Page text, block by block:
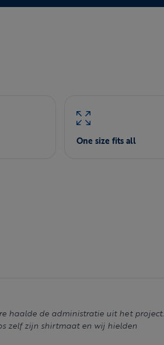
One size fits all
haalde de administratie uit het project.
zelf zijn shirtmaat en wij hielden